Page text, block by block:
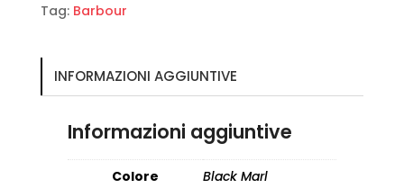
Tag: Barbour
INFORMAZIONI AGGIUNTIVE
Informazioni aggiuntive
Colore
Black Marl